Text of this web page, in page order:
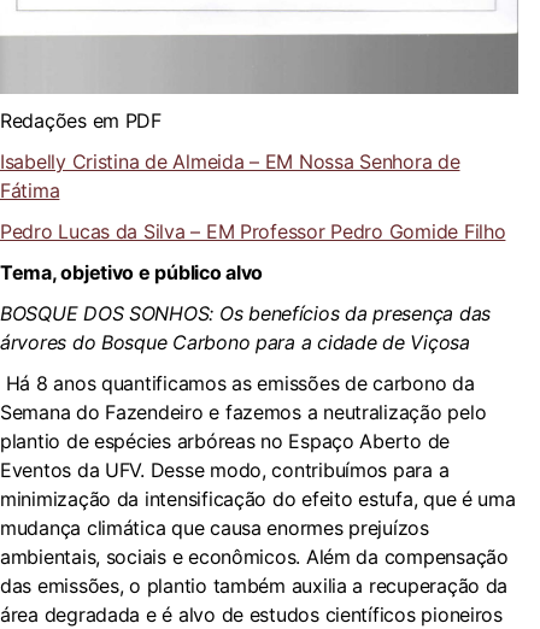
Redações em PDF
Isabelly Cristina de Almeida – EM Nossa Senhora de
Fátima
Pedro Lucas da Silva – EM Professor Pedro Gomide Filho
Tema, objetivo e público alvo
BOSQUE DOS SONHOS: Os benefícios da presença das
árvores do Bosque Carbono para a cidade de Viçosa
Há 8 anos quantificamos as emissões de carbono da
Semana do Fazendeiro e fazemos a neutralização pelo
plantio de espécies arbóreas no Espaço Aberto de
Eventos da UFV. Desse modo, contribuímos para a
minimização da intensificação do efeito estufa, que é uma
mudança climática que causa enormes prejuízos
ambientais, sociais e econômicos. Além da compensação
das emissões, o plantio também auxilia a recuperação da
área degradada e é alvo de estudos científicos pioneiros